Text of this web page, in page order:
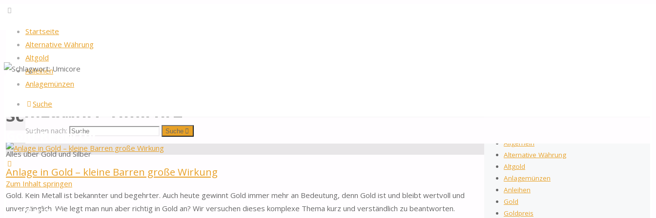
Startseite
Alternative Währung
Altgold
Anleihen
Anlagemünzen
Suche
Suchen nach: Suche
Gold-Reporter
Alles über Gold und Silber
Zum Inhalt springen
Startseite
Startseite Beiträge verschlagwortet "Umicore"
Schlagwort: Umicore
Anlage in Gold – kleine Barren große Wirkung
Gold. Kein Metall ist bekannter und begehrter. Auch heute gewinnt Gold immer mehr an Bedeutung, denn Gold ist und bleibt wertvoll und
unvergänglich. Wie legt man nun aber richtig in Gold an? Wir versuchen dieses komplexe Thema kurz und verständlich zu beantworten.
Allgemein
Alternative Währung
Altgold
Anlagemünzen
Anleihen
Gold
Goldpreis